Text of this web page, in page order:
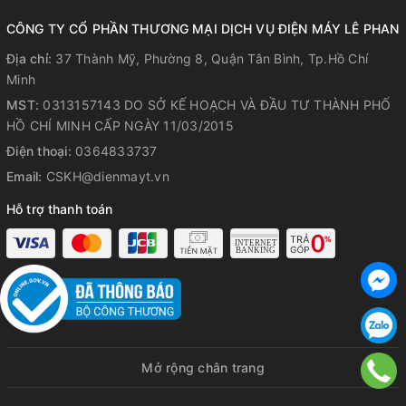
• Chân tủ có bánh xe, dễ dàng di chuyển
• Sử dụng gas R600a thân thiện với môi trường
CÔNG TY CỔ PHẦN THƯƠNG MẠI DỊCH VỤ ĐIỆN MÁY LÊ PHAN
Địa chỉ: 37 Thành Mỹ, Phường 8, Quận Tân Bình, Tp.Hồ Chí
Minh
MST: 0313157143 DO SỞ KẾ HOẠCH VÀ ĐẦU TƯ THÀNH PHỐ
HỒ CHÍ MINH CẤP NGÀY 11/03/2015
Điện thoại: 0364833737
Email: CSKH@dienmayt.vn
Hỗ trợ thanh toán
Mở rộng chân trang